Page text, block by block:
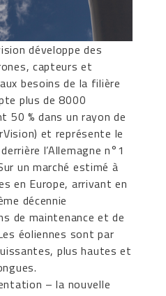
développe des
capteurs et
besoins de la filière
plus de 8000
50 % dans un rayon de
et représente le
l’Allemagne n°1
un marché estimé à
en Europe, arrivant en
décennie
de maintenance et de
éoliennes sont par
plus hautes et
– la nouvelle